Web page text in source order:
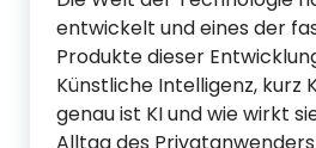
entwickelt und eines der
Produkte dieser
Künstliche Intelligenz, kurz
genau ist KI und wie wirkt